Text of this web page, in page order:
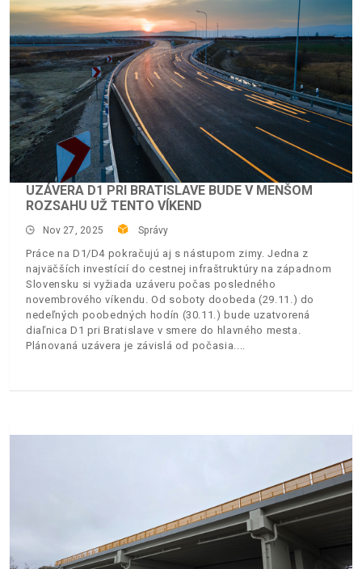
UZÁVERA D1 PRI BRATISLAVE BUDE V MENŠOM
ROZSAHU UŽ TENTO VÍKEND
Nov 27, 2025 Správy
Práce na D1/D4 pokračujú aj s nástupom zimy. Jedna z
najväčších investícií do cestnej infraštruktúry na západnom
Slovensku si vyžiada uzáveru počas posledného
novembrového víkendu. Od soboty doobeda (29.11.) do
nedeľných poobedných hodín (30.11.) bude uzatvorená
diaľnica D1 pri Bratislave v smere do hlavného mesta.
Plánovaná uzávera je závislá od počasia.